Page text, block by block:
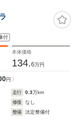
付
本体価格
134.6万円
円
走行 0.3万km
修復
なし
整備
法定整備付